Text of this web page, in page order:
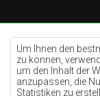
Um Ihnen den
zu können,
um den Inhalt der
anzupassen, die
Statistiken zu